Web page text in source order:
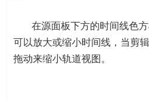
在源面板下方的时间线色方
可以放大或缩小时间线，当剪
拖动来缩小轨道视图。